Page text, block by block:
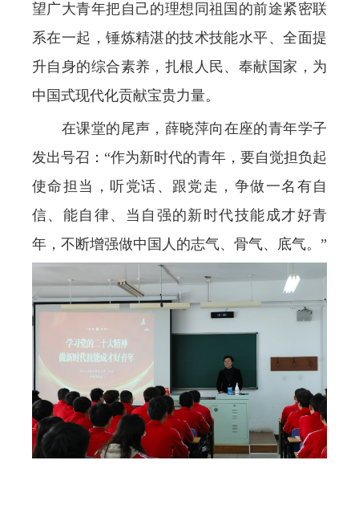
望广大青年把自己的理想同祖国的前途紧密联
系在一起，锤炼精湛的技术技能水平、全面提
升自身的综合素养，扎根人民、奉献国家，为
中国式现代化贡献宝贵力量。
在课堂的尾声，薛晓萍向在座的青年学子
发出号召：“作为新时代的青年，要自觉担负起
使命担当，听党话、跟党走，争做一名有自
信、能自律、当自强的新时代技能成才好青
年，不断增强做中国人的志气、骨气、底气。”